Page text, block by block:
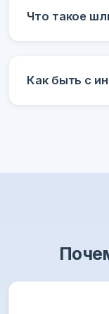
Что такое
Как быть с